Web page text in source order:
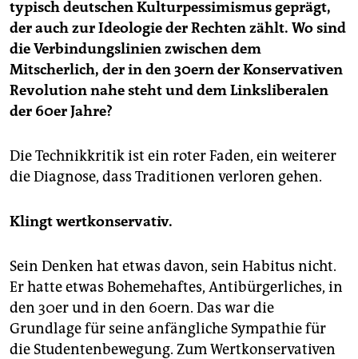
typisch deutschen Kulturpessimismus geprägt,
der auch zur Ideologie der Rechten zählt. Wo sind
die Verbindungslinien zwischen dem
Mitscherlich, der in den 30ern der Konservativen
Revolution nahe steht und dem Linksliberalen
der 60er Jahre?
Die Technikkritik ist ein roter Faden, ein weiterer
die Diagnose, dass Traditionen verloren gehen.
Klingt wertkonservativ.
Sein Denken hat etwas davon, sein Habitus nicht.
Er hatte etwas Bohemehaftes, Antibürgerliches, in
den 30er und in den 60ern. Das war die
Grundlage für seine anfängliche Sympathie für
die Studentenbewegung. Zum Wertkonservativen